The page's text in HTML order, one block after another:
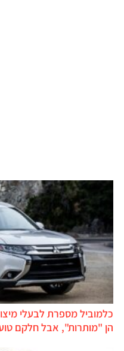
כלמוביל מספרת לבעלי
הן "מותרות", אבל חלקם